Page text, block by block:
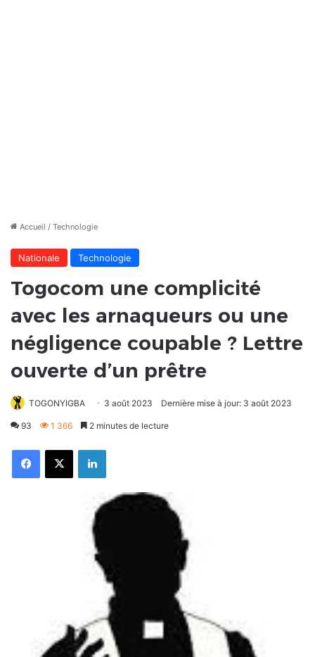
Accueil / Technologie
Nationale Technologie
Togocom une complicité
avec les arnaqueurs ou une
négligence coupable ? Lettre
ouverte d’un prêtre
TOGONYIGBA 3 août 2023 Dernière mise à jour: 3 août 2023
93 1 366 2 minutes de lecture
FacebookX Linkedin